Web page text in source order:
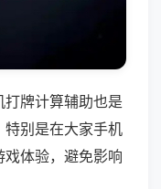
牌计算辅助也是
特别是在大家手机
体验，避免影响